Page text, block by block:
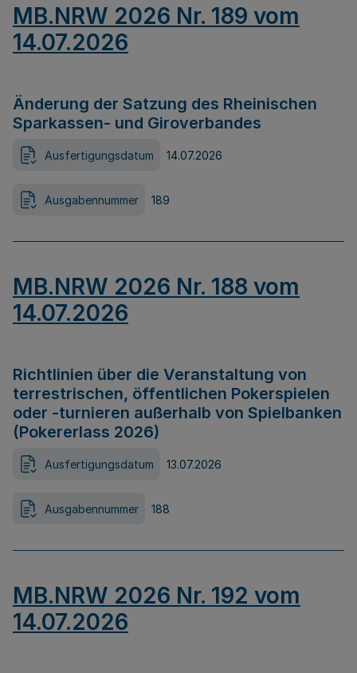
MB.NRW 2026 Nr. 189 vom
14.07.2026
Änderung der Satzung des Rheinischen
Sparkassen- und Giroverbandes
Ausfertigungsdatum 14.07.2026
Ausgabennummer 189
MB.NRW 2026 Nr. 188 vom
14.07.2026
Richtlinien über die Veranstaltung von
terrestrischen, öffentlichen Pokerspielen
oder -turnieren außerhalb von Spielbanken
(Pokererlass 2026)
Ausfertigungsdatum 13.07.2026
Ausgabennummer 188
MB.NRW 2026 Nr. 192 vom
14.07.2026